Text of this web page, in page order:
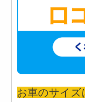
お車のサイ